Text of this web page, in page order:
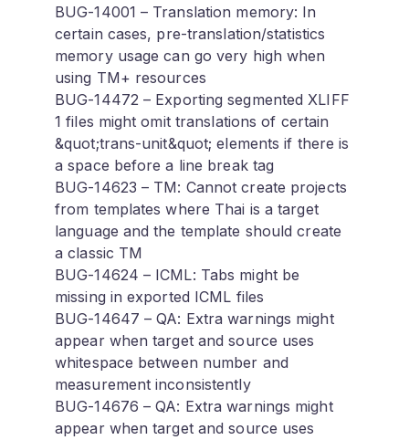
BUG-14001 – Translation memory: In
certain cases, pre-translation/statistics
memory usage can go very high when
using TM+ resources
BUG-14472 – Exporting segmented XLIFF
1 files might omit translations of certain
&quot;trans-unit&quot; elements if there is
a space before a line break tag
BUG-14623 – TM: Cannot create projects
from templates where Thai is a target
language and the template should create
a classic TM
BUG-14624 – ICML: Tabs might be
missing in exported ICML files
BUG-14647 – QA: Extra warnings might
appear when target and source uses
whitespace between number and
measurement inconsistently
BUG-14676 – QA: Extra warnings might
appear when target and source uses